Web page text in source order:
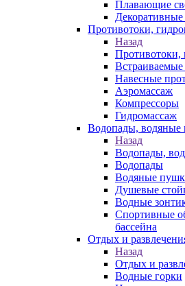
Плавающие
Противотоки,
Назад
Противотоки,
Навесные
Аэромассаж
Компрессоры
Гидромассаж
Водопады,
Назад
Водопады,
Водопады
Водяные
Душевые
Водные
Спортивные
бассейна
Отдых и
Назад
Отдых и
Водные горки